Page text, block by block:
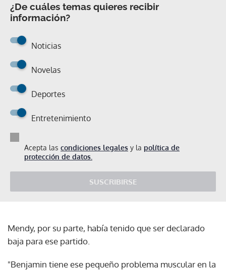
¿De cuáles temas quieres recibir
información?
Noticias
Novelas
Deportes
Entretenimiento
Acepta las condiciones legales y la política de
protección de datos.
SUSCRIBIRSE
Mendy, por su parte, había tenido que ser declarado
baja para ese partido.
"Benjamin tiene ese pequeño problema muscular en la